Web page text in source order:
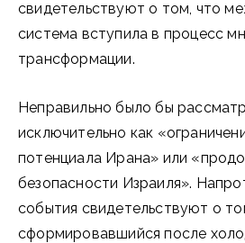
свидетельствуют о том, что
система вступила в процесс
трансформации.
Неправильно было бы
исключительно как
потенциала Ирана» или
безопасности Израиля».
события свидетельствуют о
сформировавшийся после